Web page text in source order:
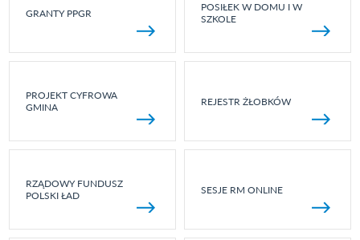
GRANTY PPGR
POSIŁEK W DOMU I W
SZKOLE
PROJEKT CYFROWA
GMINA
REJESTR ŻŁOBKÓW
RZĄDOWY FUNDUSZ
POLSKI ŁAD
SESJE RM ONLINE